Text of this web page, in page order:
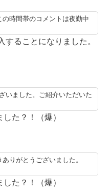
時間帯のコメントは夜勤中
することになりました。
いました。ご紹介いただいた
た？！（爆）
ありがとうございました。
た？！（爆）